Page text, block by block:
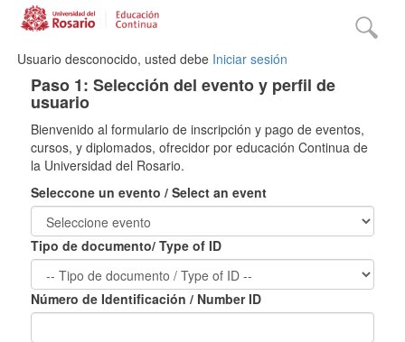
Usuario desconocido, usted debe Iniciar sesión
Paso 1: Selección del evento y perfil de
usuario
Bienvenido al formulario de inscripción y pago de eventos,
cursos, y diplomados, ofrecidor por educación Continua de
la Universidad del Rosario.
Seleccone un evento / Select an event
Tipo de documento/ Type of ID
Número de Identificación / Number ID